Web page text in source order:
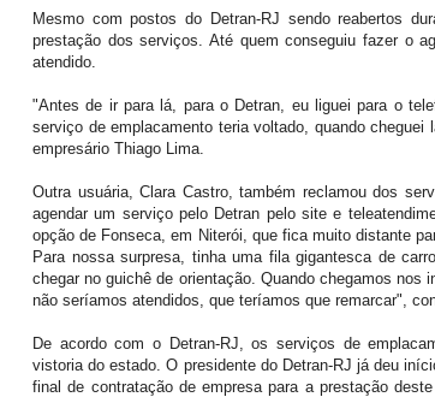
Mesmo com postos do Detran-RJ sendo reabertos
prestação dos serviços. Até quem conseguiu fazer o
atendido.
"Antes de ir para lá, para o Detran, eu liguei para o
serviço de emplacamento teria voltado, quando
empresário Thiago Lima.
Outra usuária, Clara Castro, também reclamou dos
agendar um serviço pelo Detran pelo site e
opção de Fonseca, em Niterói, que fica muito distante
Para nossa surpresa, tinha uma fila gigantesca de
chegar no guichê de orientação. Quando chegamos nos
não seríamos atendidos, que teríamos que remarcar",
De acordo com o Detran-RJ, os serviços de
vistoria do estado. O presidente do Detran-RJ já deu
final de contratação de empresa para a prestação